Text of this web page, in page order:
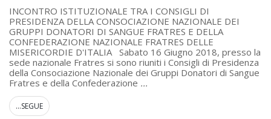
INCONTRO ISTITUZIONALE TRA I CONSIGLI DI
PRESIDENZA DELLA CONSOCIAZIONE NAZIONALE DEI
GRUPPI DONATORI DI SANGUE FRATRES E DELLA
CONFEDERAZIONE NAZIONALE FRATRES DELLE
MISERICORDIE D'ITALIA Sabato 16 Giugno 2018, presso la
sede nazionale Fratres si sono riuniti i Consigli di Presidenza
della Consociazione Nazionale dei Gruppi Donatori di Sangue
Fratres e della Confederazione ...
...SEGUE